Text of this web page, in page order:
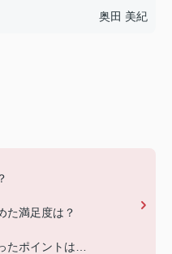
奥田 美紀
た満足度は？
ポイントは？